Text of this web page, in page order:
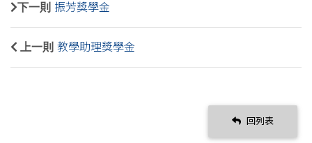
下一則 振芳獎學金
上一則 教學助理獎學金
回列表